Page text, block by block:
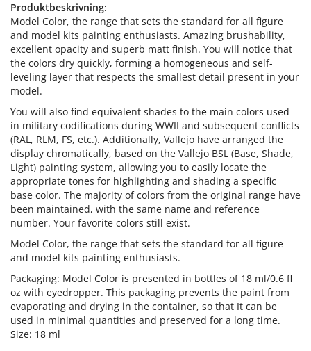
Produktbeskrivning:
Model Color, the range that sets the standard for all figure
and model kits painting enthusiasts. Amazing brushability,
excellent opacity and superb matt finish. You will notice that
the colors dry quickly, forming a homogeneous and self-
leveling layer that respects the smallest detail present in your
model.
You will also find equivalent shades to the main colors used
in military codifications during WWII and subsequent conflicts
(RAL, RLM, FS, etc.). Additionally, Vallejo have arranged the
display chromatically, based on the Vallejo BSL (Base, Shade,
Light) painting system, allowing you to easily locate the
appropriate tones for highlighting and shading a specific
base color. The majority of colors from the original range have
been maintained, with the same name and reference
number. Your favorite colors still exist.
Model Color, the range that sets the standard for all figure
and model kits painting enthusiasts.
Packaging: Model Color is presented in bottles of 18 ml/0.6 fl
oz with eyedropper. This packaging prevents the paint from
evaporating and drying in the container, so that It can be
used in minimal quantities and preserved for a long time.
Size: 18 ml